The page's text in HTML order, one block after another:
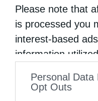
Please note that
is processed you
interest-based
information
to your opt-out.
Personal Data
Opt Outs
Ιερά Παράκληση